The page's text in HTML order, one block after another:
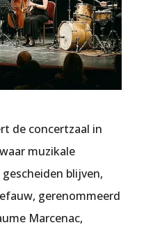
de concertzaal in
muzikale
blijven,
gerenommeerd
Marcenac,